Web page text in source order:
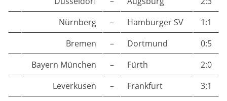
Nürnberg
– Hamburger SV
1:1
Bremen
– Dortmund
0:5
Bayern München
– Fürth
2:0
Leverkusen
– Frankfurt
3:1